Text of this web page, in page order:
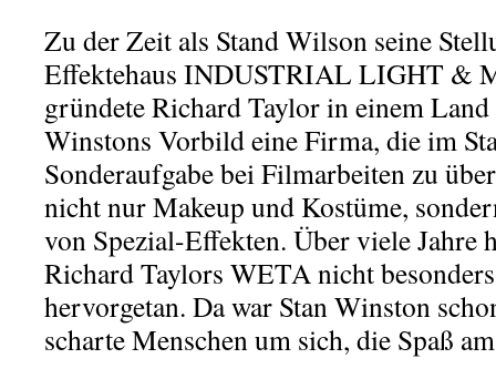
Zu der Zeit als Stand Wilson seine
Effektehaus INDUSTRIAL LIGHT &
gründete Richard Taylor in einem
Winstons Vorbild eine Firma, die im
Sonderaufgabe bei Filmarbeiten zu
nicht nur Makeup und Kostüme,
von Spezial-Effekten. Über viele Jahre
Richard Taylors WETA nicht
hervorgetan. Da war Stan Winston
scharte Menschen um sich, die Spaß